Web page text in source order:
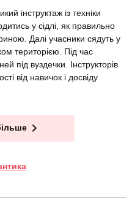
інструктаж із техніки
у сідлі, як правильно
Далі учасники сядуть у
територією. Під час
під вуздечки. Інструкторів
від навичок і досвіду